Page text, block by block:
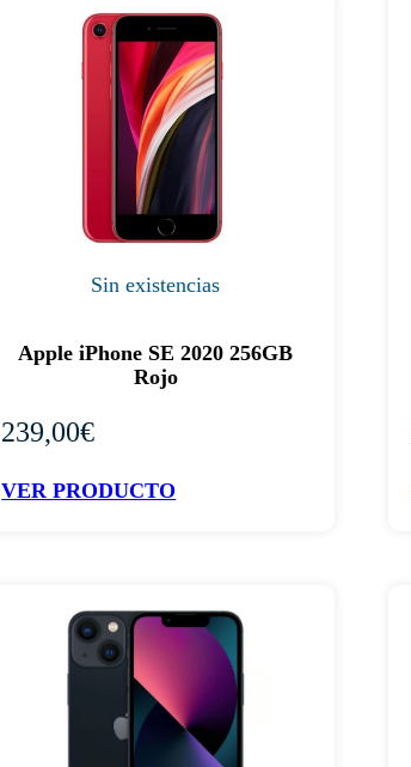
Sin existencias
Apple iPhone SE 2020 256GB
Rojo
239,00€
VER PRODUCTO